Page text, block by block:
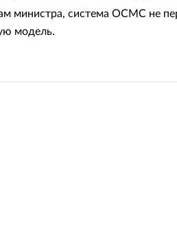
министра, система ОСМС не
модель.